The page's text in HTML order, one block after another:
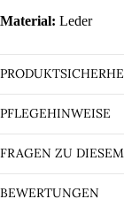
Material: Leder
PFLEGEHINWEISE
FRAGEN ZU
BEWERTUNGEN